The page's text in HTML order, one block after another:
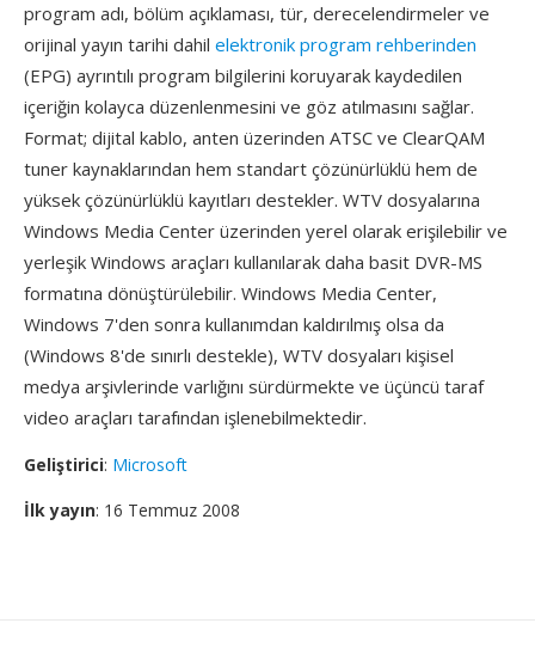
program adı, bölüm açıklaması, tür, derecelendirmeler ve
orijinal yayın tarihi dahil elektronik program rehberinden
(EPG) ayrıntılı program bilgilerini koruyarak kaydedilen
içeriğin kolayca düzenlenmesini ve göz atılmasını sağlar.
Format; dijital kablo, anten üzerinden ATSC ve ClearQAM
tuner kaynaklarından hem standart çözünürlüklü hem de
yüksek çözünürlüklü kayıtları destekler. WTV dosyalarına
Windows Media Center üzerinden yerel olarak erişilebilir ve
yerleşik Windows araçları kullanılarak daha basit DVR-MS
formatına dönüştürülebilir. Windows Media Center,
Windows 7'den sonra kullanımdan kaldırılmış olsa da
(Windows 8'de sınırlı destekle), WTV dosyaları kişisel
medya arşivlerinde varlığını sürdürmekte ve üçüncü taraf
video araçları tarafından işlenebilmektedir.
Geliştirici: Microsoft
İlk yayın: 16 Temmuz 2008